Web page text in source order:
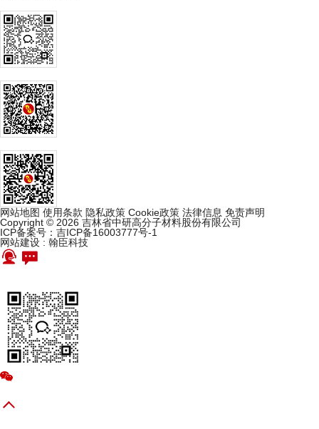
网站地图 使用条款 隐私政策 Cookie政策 法律信息 免责声明
Copyright © 2026 吉林省中研高分子材料股份有限公司
ICP备案号：吉ICP备16003777号-1
网站建设 : 翰臣科技